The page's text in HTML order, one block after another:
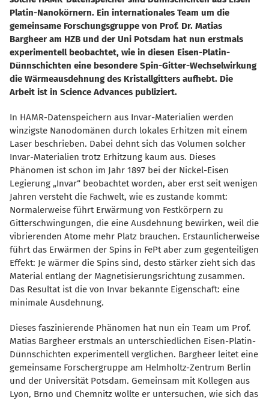
Platin-Nanokörnern. Ein internationales Team um die
gemeinsame Forschungsgruppe von Prof. Dr. Matias
Bargheer am HZB und der Uni Potsdam hat nun erstmals
experimentell beobachtet, wie in diesen Eisen-Platin-
Dünnschichten eine besondere Spin-Gitter-Wechselwirkung
die Wärmeausdehnung des Kristallgitters aufhebt. Die
Arbeit ist in Science Advances publiziert.
In HAMR-Datenspeichern aus Invar-Materialien werden
winzigste Nanodomänen durch lokales Erhitzen mit einem
Laser beschrieben. Dabei dehnt sich das Volumen solcher
Invar-Materialien trotz Erhitzung kaum aus. Dieses
Phänomen ist schon im Jahr 1897 bei der Nickel-Eisen
Legierung „Invar“ beobachtet worden, aber erst seit wenigen
Jahren versteht die Fachwelt, wie es zustande kommt:
Normalerweise führt Erwärmung von Festkörpern zu
Gitterschwingungen, die eine Ausdehnung bewirken, weil die
vibrierenden Atome mehr Platz brauchen. Erstaunlicherweise
führt das Erwärmen der Spins in FePt aber zum gegenteiligen
Effekt: Je wärmer die Spins sind, desto stärker zieht sich das
Material entlang der Magnetisierungsrichtung zusammen.
Das Resultat ist die von Invar bekannte Eigenschaft: eine
minimale Ausdehnung.
Dieses faszinierende Phänomen hat nun ein Team um Prof.
Matias Bargheer erstmals an unterschiedlichen Eisen-Platin-
Dünnschichten experimentell verglichen. Bargheer leitet eine
gemeinsame Forschergruppe am Helmholtz-Zentrum Berlin
und der Universität Potsdam. Gemeinsam mit Kollegen aus
Lyon, Brno und Chemnitz wollte er untersuchen, wie sich das